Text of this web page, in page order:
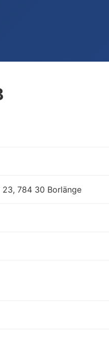
23, 784 30 Borlänge